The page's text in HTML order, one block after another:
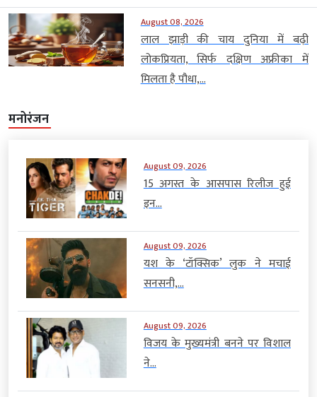
August 08, 2026
लाल झाड़ी की चाय दुनिया में बढ़ी
लोकप्रियता, सिर्फ दक्षिण अफ्रीका में
मिलता है पौधा,...
मनोरंजन
August 09, 2026
15 अगस्त के आसपास रिलीज हुई
इन...
August 09, 2026
यश के ‘टॉक्सिक’ लुक ने मचाई
सनसनी,...
August 09, 2026
विजय के मुख्यमंत्री बनने पर विशाल
ने...